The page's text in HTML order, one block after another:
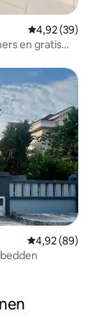
Gemiddelde
4,92 (39)
en gratis
Gemiddelde
4,92 (89)